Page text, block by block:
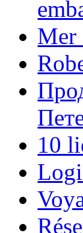
Mer
10